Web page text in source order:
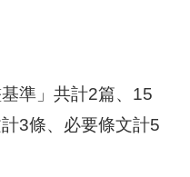
準」共計2篇、15
3條、必要條文計5